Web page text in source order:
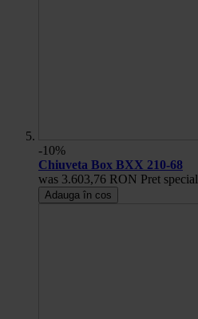
-10%
Chiuveta Box BXX 210-68
was 3.603,76 RON Pret special
Adauga în cos